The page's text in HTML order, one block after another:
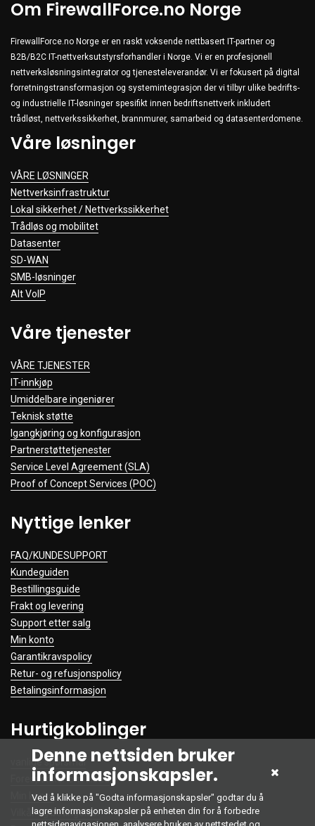
Om FirewallForce.no Norge
FirewallForce.no Norge er en raskt voksende nettbasert IT-partner og
B2B/B2C IT-nettverksutstyrsforhandler i Norge. Vi er en profesjonell
nettverksløsningsintegrator og tjenesteleverandør. Vi er fokusert på digital
forretningstransformasjon og systemintegrasjon der vi tilbyr ulike bedrifts-
og industrielle IT-løsninger spesifikt innen bedriftsnettverk inkludert
trådløst, nettverkssikkerhet, brannmurer, samarbeid og datasenterdomene.
Våre løsninger
VÅRE LØSNINGER
Nettverksinfrastruktur
Lokal sikkerhet / Nettverkssikkerhet
Trådløs og mobilitet
Datasenter
SD-WAN
SMB-løsninger
Alt VoIP
Våre tjenester
VÅRE TJENESTER
IT-innkjøp
Umiddelbare ingeniører
Teknisk støtte
Igangkjøring og konfigurasjon
Partnerstøttetjenester
Service Level Agreement (SLA)
Proof of Concept Services (POC)
Nyttige lenker
FAQ/KUNDESUPPORT
Kundeguiden
Bestillingsguide
Frakt og levering
Support etter salg
Min konto
Garantikravspolicy
Retur- og refusjonspolicy
Betalingsinformasjon
Hurtigkoblinger
vanlige spørsmål
Forespørsler om tilbud
Min konto
Vilkår og betingelser
Denne nettsiden bruker
informasjonskapsler.
Ved å klikke på "Godta informasjonskapsler" godtar du å
lagre informasjonskapsler på enheten din for å forbedre